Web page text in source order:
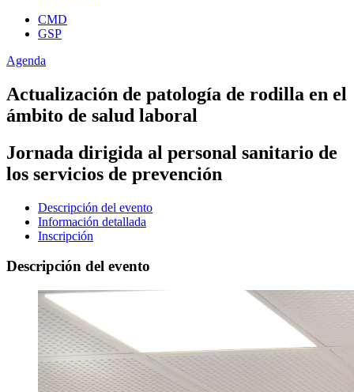
CMD
GSP
Agenda
Actualización de patología de rodilla en el
ámbito de salud laboral
Jornada dirigida al personal sanitario de
los servicios de prevención
Descripción del evento
Información detallada
Inscripción
Descripción del evento